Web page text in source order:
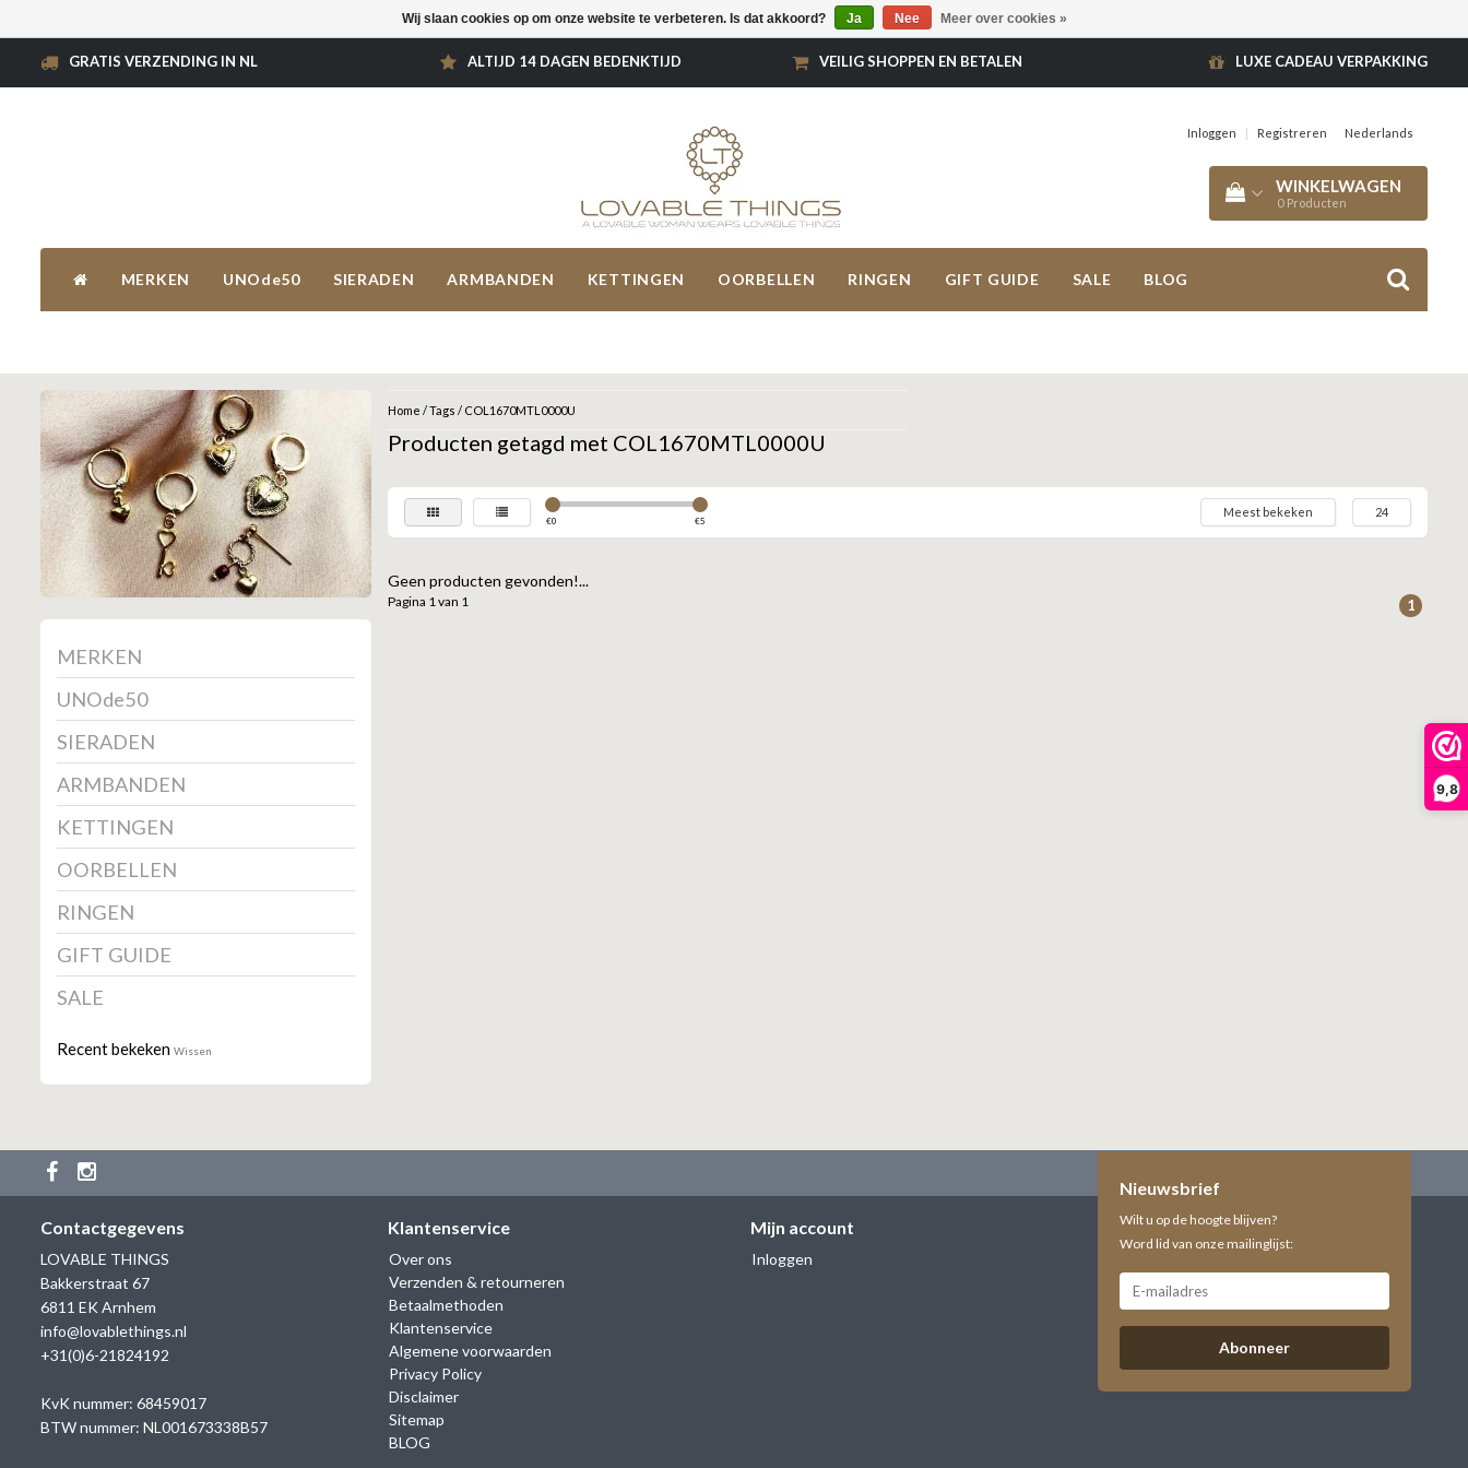
9,8
GRATIS VERZENDING IN NL ALTIJD 14 DAGEN BEDENKTIJD VEILIG SHOPPEN EN BETALEN LUXE CADEAU VERPAKKING
Inloggen | Registreren Nederlands
WINKELWAGEN
0 Producten
MERKEN UNOde50 SIERADEN ARMBANDEN KETTINGEN OORBELLEN RINGEN GIFT GUIDE SALE BLOG
MERKEN
UNOde50
SIERADEN
ARMBANDEN
KETTINGEN
OORBELLEN
RINGEN
GIFT GUIDE
SALE
Recent bekeken Wissen
Home /Tags / COL1670MTL0000U
Producten getagd met COL1670MTL0000U
€0 €5
Meest bekeken 24
Geen producten gevonden!...
Pagina 1 van 1 1
Contactgegevens
LOVABLE THINGS
Bakkerstraat 67
6811 EK Arnhem
info@lovablethings.nl
+31(0)6-21824192
KvK nummer: 68459017
BTW nummer: NL001673338B57
Klantenservice
Over ons
Verzenden & retourneren
Betaalmethoden
Klantenservice
Algemene voorwaarden
Privacy Policy
Disclaimer
Sitemap
BLOG
Mijn account
Inloggen
Nieuwsbrief
Wilt u op de hoogte blijven?
Word lid van onze mailinglijst:
Abonneer
Wij slaan cookies op om onze website te verbeteren. Is dat akkoord? Ja Nee Meer over cookies »